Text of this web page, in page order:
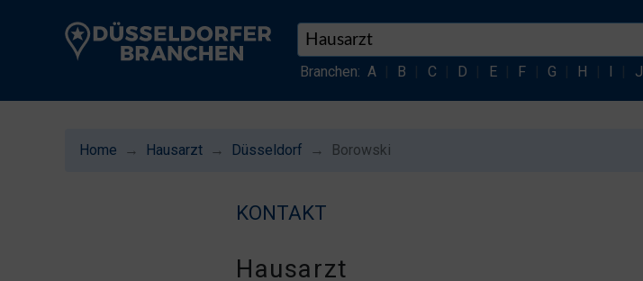
Branchen: A B C D E F G H I J
Home Hausarzt Düsseldorf Borowski
KONTAKT
Hausarzt